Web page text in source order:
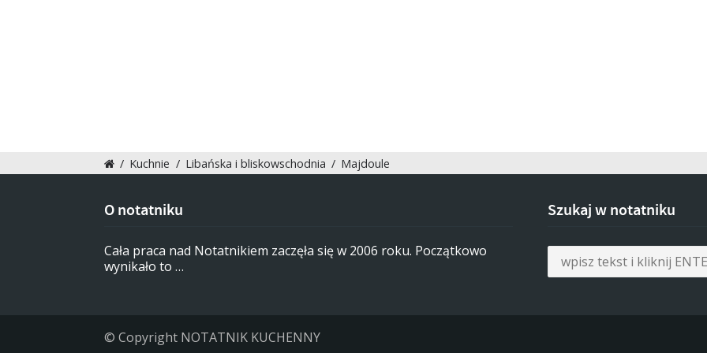
/ Kuchnie / Libańska i bliskowschodnia / Majdoule
O notatniku
Cała praca nad Notatnikiem zaczęła się w 2006 roku. Początkowo
wynikało to …
Szukaj w notatniku
© Copyright NOTATNIK KUCHENNY